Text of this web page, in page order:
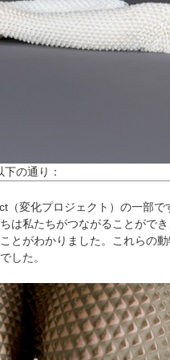
の通り：
（変化プロジェクト）の一部で
は私たちがつながることがで
とがわかりました。これらの
した。